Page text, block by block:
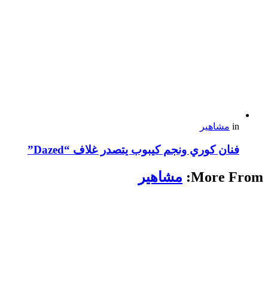
in مشاهير
فنان كوري ونجم كيبوب يتصدر غلاف “Dazed”
More From: مشاهير